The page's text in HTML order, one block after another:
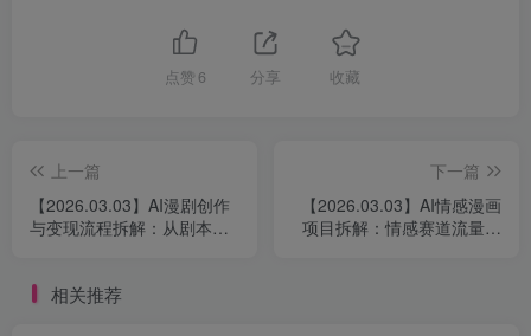
点赞 6 分享 收藏
上一篇
【2026.03.03】AI漫剧创作
与变现流程拆解：从剧本生
下一篇
【2026.03.03】AI情感漫画
项目拆解：情感赛道流量玩
相关推荐